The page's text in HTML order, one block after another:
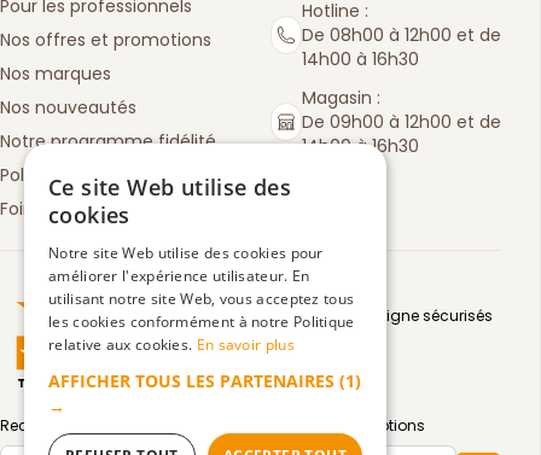
Pour les professionnels
Nos offres et promotions
Nos marques
Nos nouveautés
Notre programme fidélité
Politique de retours
Foire aux questions
Hotline :
De 08h00 à 12h00 et de
14h00 à 16h30
Magasin :
De 09h00 à 12h00 et de
14h00 à 16h30
Truspilot : La Boutique des chefs
TrustScore4.5 | 3083avis
Moyens de paiement en ligne sécurisés
Recevez par email toute notre actualité et nos promotions
Ce site Web utilise des
cookies
Notre site Web utilise des cookies pour
améliorer l'expérience utilisateur. En
utilisant notre site Web, vous acceptez tous
les cookies conformément à notre Politique
relative aux cookies. En savoir plus
AFFICHER TOUS LES PARTENAIRES (1)
→